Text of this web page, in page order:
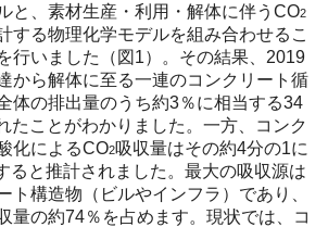
と、素材生産・利用・解体に伴うCO2
する物理化学モデルを組み合わせるこ
行いました（図1）。その結果、2019
から解体に至る一連のコンクリート循
体の排出量のうち約3％に相当する34
たことがわかりました。一方、コンク
化によるCO2吸収量はその約4分の1に
ると推計されました。最大の吸収源は
ト構造物（ビルやインフラ）であり、
量の約74％を占めます。現状では、コ